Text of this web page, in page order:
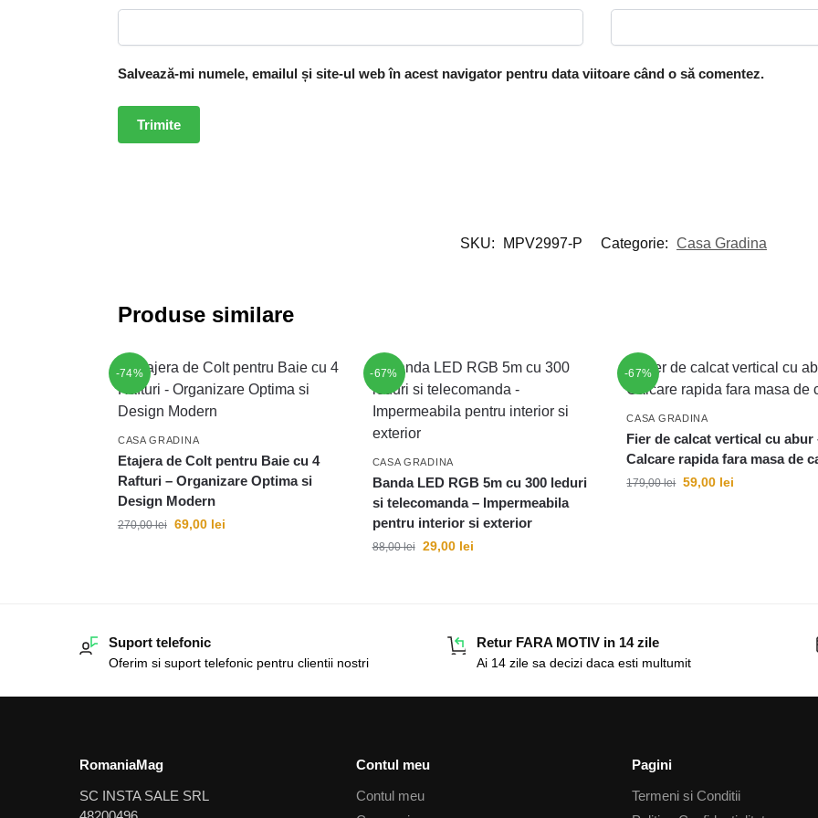
Salvează-mi numele, emailul și site-ul web în acest navigator pentru data viitoare când o să comentez.
SKU: MPV2997-P Categorie: Casa Gradina
Produse similare
-74%
CASA GRADINA
Etajera de Colt pentru Baie cu 4
Rafturi – Organizare Optima si
Design Modern
270,00lei 69,00 lei
-67%
CASA GRADINA
Banda LED RGB 5m cu 300 leduri
si telecomanda – Impermeabila
pentru interior si exterior
88,00lei 29,00 lei
-67%
CASA GRADINA
Fier de calcat vertical cu abur
Calcare rapida fara masa de
179,00lei 59,00 lei
Suport telefonic
Oferim si suport telefonic pentru clientii nostri
Retur FARA MOTIV in 14 zile
Ai 14 zile sa decizi daca esti multumit
RomaniaMag
SC INSTA SALE SRL
Contul meu
Contul meu
Pagini
Termeni si Conditii